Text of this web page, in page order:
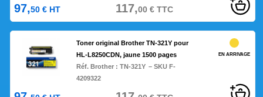
97,50 € HT 117,00€TTC
Toner original Brother TN-321Y pour
HL-L8250CDN, jaune 1500 pages
Réf. Brother :TN-321Y – SKU F-
4209322
EN ARRIVAGE